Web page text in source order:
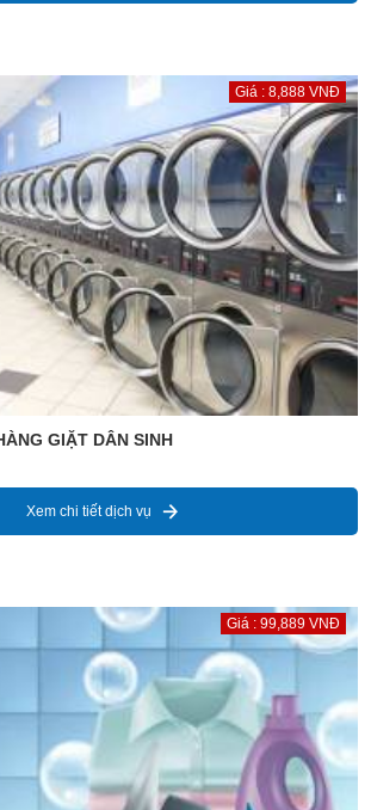
Giá : 8,888 VNĐ
GIẶT DÂN SINH
Xem chi tiết dịch vụ
Giá : 99,889 VNĐ